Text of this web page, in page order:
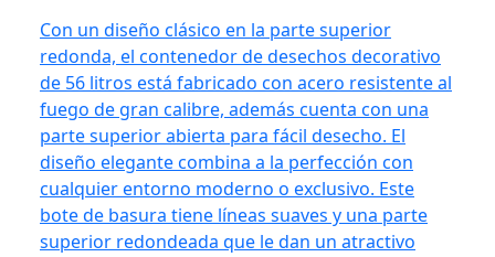
Con un diseño clásico en la parte superior
redonda, el contenedor de desechos decorativo
de 56 litros está fabricado con acero resistente al
fuego de gran calibre, además cuenta con una
parte superior abierta para fácil desecho. El
diseño elegante combina a la perfección con
cualquier entorno moderno o exclusivo. Este
bote de basura tiene líneas suaves y una parte
superior redondeada que le dan un atractivo